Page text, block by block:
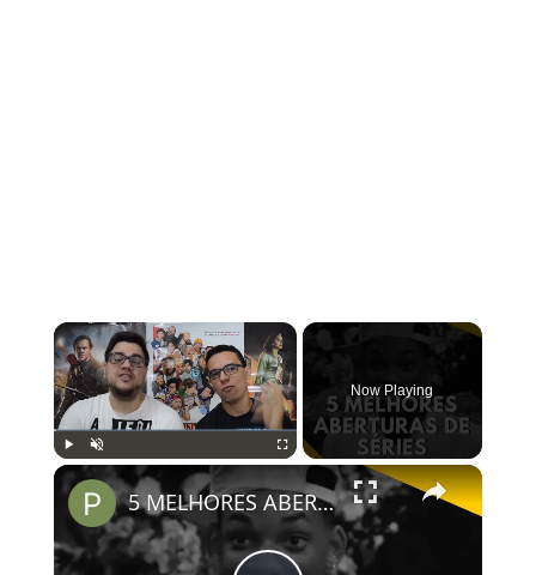
×
Play Fullscreen
Now Playing
×
5 MELHORES ABERTURAS DE SÉRIES | Pipocas Tv #13